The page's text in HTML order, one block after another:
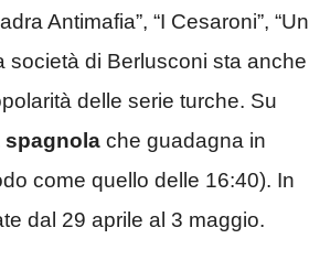
Antimafia”, “I Cesaroni”, “Un
società di Berlusconi sta anche
delle serie turche. Su
spagnola che guadagna in
come quello delle 16:40). In
dal 29 aprile al 3 maggio.